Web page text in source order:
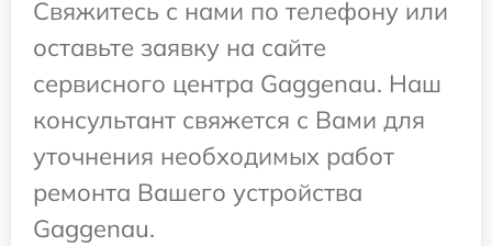
Свяжитесь с нами по телефону или
оставьте заявку на сайте
сервисного центра Gaggenau. Наш
консультант свяжется с Вами для
уточнения необходимых работ
ремонта Вашего устройства
Gaggenau.